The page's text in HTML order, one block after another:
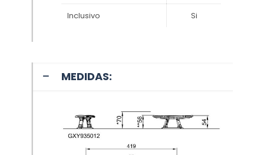
Inclusivo Si
MEDIDAS: